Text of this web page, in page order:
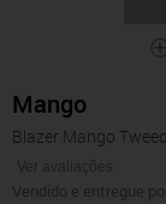
Mango
Blazer Mango
Ver avaliações
Vendido e entregue por